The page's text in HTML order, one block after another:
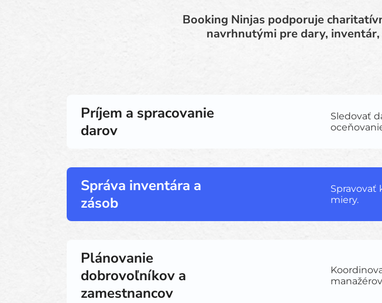
Booking Ninjas podporuje
navrhnutými pre dary,
Príjem a spracovanie
darov
Sledovať
Správa inventára a
zásob
Spravovať
miery.
Plánovanie
dobrovoľníkov a
zamestnancov